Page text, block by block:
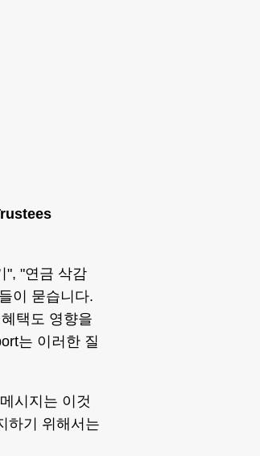
", "연금 삭감
이 묻습니다.
택도 영향을
는 이러한 질
시지는 이것
하기 위해서는